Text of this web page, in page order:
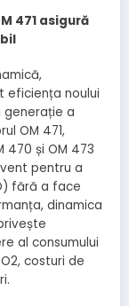
471 asigură
eficiența noului
generație a
OM 471,
470 și OM 473
pentru a
fără a face
dinamica
al consumului
costuri de